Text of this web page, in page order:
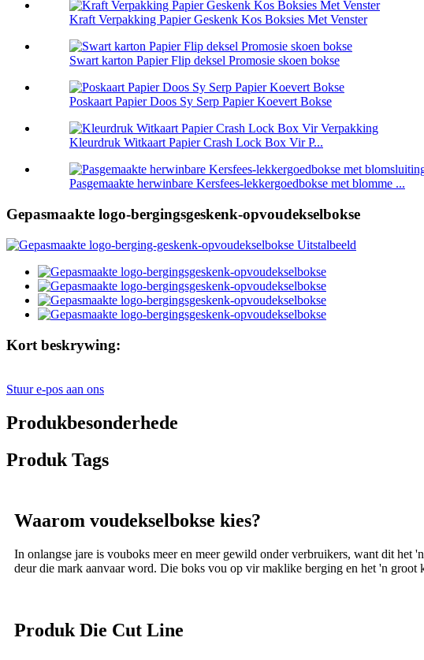
Kraft Verpakking Papier Geskenk Kos Boksies Met Venster
Swart karton Papier Flip deksel Promosie skoen bokse
Poskaart Papier Doos Sy Serp Papier Koevert Bokse
Kleurdruk Witkaart Papier Crash Lock Box Vir P...
Pasgemaakte herwinbare Kersfees-lekkergoedbokse met blomme ...
Gepasmaakte logo-bergingsgeskenk-opvoudekselbokse
Kort beskrywing:
Stuur e-pos aan ons
Produkbesonderhede
Produk Tags
Waarom voudekselbokse kies?
In onlangse jare is vouboks meer en meer gewild onder verbruikers, want dit
deur die mark aanvaar word. Die boks vou op vir maklike berging en het 'n groot
Produk Die Cut Line